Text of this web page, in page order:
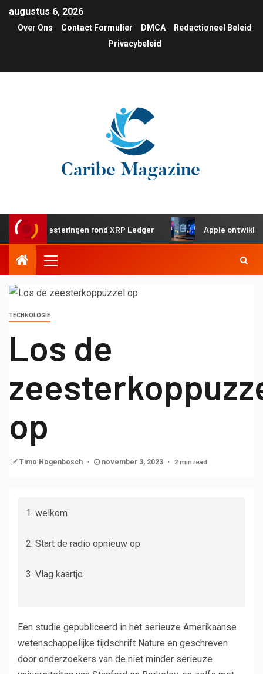
augustus 6, 2026
Over Ons Contact Formulier DMCA
Redactioneel Beleid
Privacybeleid
investeringen rond XRP Ledger Apple ontwikkelt
TECHNOLOGIE
Los de
op
Timo Hogenbosch november 3, 2023 2 min read
welkom
Start de radio opnieuw op
Vlag kaartje
Een studie gepubliceerd in het serieuze Amerikaanse
wetenschappelijke tijdschrift Nature en geschreven
door onderzoekers van de niet minder serieuze